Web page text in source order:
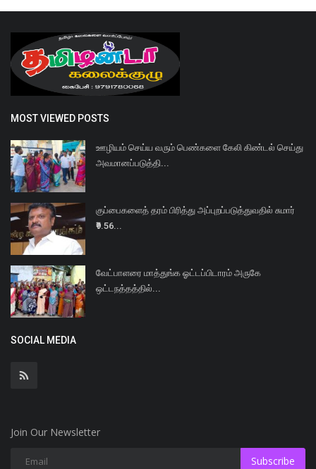
MOST VIEWED POSTS
ஊழியம் செய்ய வரும் பெண்களை கேலி கிண்டல் செய்து
அவமானப்படுத்தி...
குப்பைகளைத் தரம் பிரித்து அப்புறப்படுத்துவதில் சுமார்
₹9.56...
வேட்பாளரை மாத்துங்க ஓட்டப்பிடாரம் அருகே
ஒட்டநத்தத்தில்...
SOCIAL MEDIA
Join Our Newsletter
Subscribe